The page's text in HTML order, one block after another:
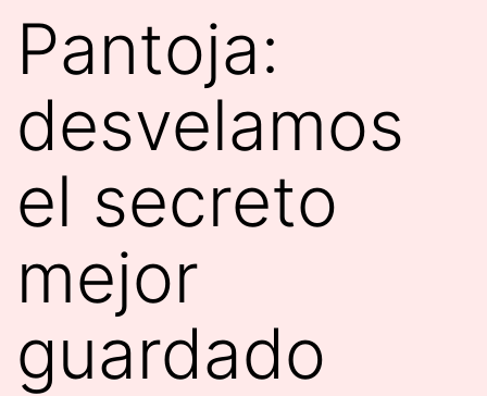
Pantoja:
desvelamos
el secreto
mejor
guardado